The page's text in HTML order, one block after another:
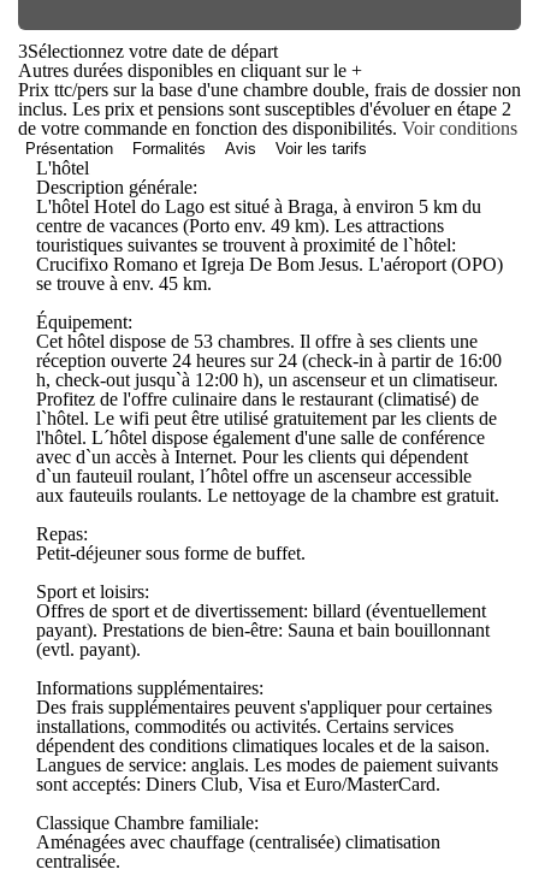
3Sélectionnez votre date de départ
Autres durées disponibles en cliquant sur le +
Prix ttc/pers sur la base d'une chambre double, frais de dossier non
inclus. Les prix et pensions sont susceptibles d'évoluer en étape 2
de votre commande en fonction des disponibilités. Voir conditions
Présentation Formalités Avis Voir les tarifs
L'hôtel
Description générale:
L'hôtel Hotel do Lago est situé à Braga, à environ 5 km du
centre de vacances (Porto env. 49 km). Les attractions
touristiques suivantes se trouvent à proximité de l`hôtel:
Crucifixo Romano et Igreja De Bom Jesus. L'aéroport (OPO)
se trouve à env. 45 km.
Équipement:
Cet hôtel dispose de 53 chambres. Il offre à ses clients une
réception ouverte 24 heures sur 24 (check-in à partir de 16:00
h, check-out jusqu`à 12:00 h), un ascenseur et un climatiseur.
Profitez de l'offre culinaire dans le restaurant (climatisé) de
l`hôtel. Le wifi peut être utilisé gratuitement par les clients de
l'hôtel. L´hôtel dispose également d'une salle de conférence
avec d`un accès à Internet. Pour les clients qui dépendent
d`un fauteuil roulant, l´hôtel offre un ascenseur accessible
aux fauteuils roulants. Le nettoyage de la chambre est gratuit.
Repas:
Petit-déjeuner sous forme de buffet.
Sport et loisirs:
Offres de sport et de divertissement: billard (éventuellement
payant). Prestations de bien-être: Sauna et bain bouillonnant
(evtl. payant).
Informations supplémentaires:
Des frais supplémentaires peuvent s'appliquer pour certaines
installations, commodités ou activités. Certains services
dépendent des conditions climatiques locales et de la saison.
Langues de service: anglais. Les modes de paiement suivants
sont acceptés: Diners Club, Visa et Euro/MasterCard.
Classique Chambre familiale:
Aménagées avec chauffage (centralisée) climatisation
centralisée.